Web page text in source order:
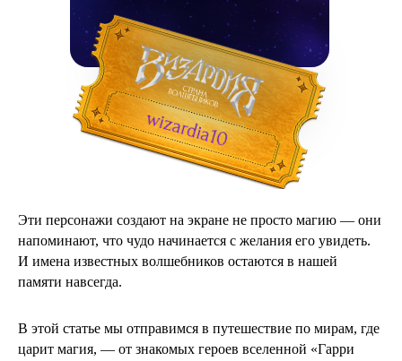
wizardia10
Эти персонажи создают на экране не просто магию — они
напоминают, что чудо начинается с желания его увидеть.
И имена известных волшебников остаются в нашей
памяти навсегда.
В этой статье мы отправимся в путешествие по мирам, где
царит магия, — от знакомых героев вселенной «Гарри